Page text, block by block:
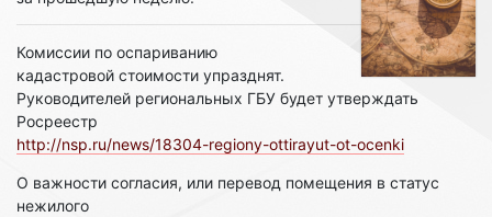
Комиссии по оспариванию
кадастровой стоимости упразднят.
Руководителей региональных ГБУ будет утверждать
Росреестр
http://nsp.ru/news/18304-regiony-ottirayut-ot-ocenki
О важности согласия, или перевод помещения в статус
нежилого